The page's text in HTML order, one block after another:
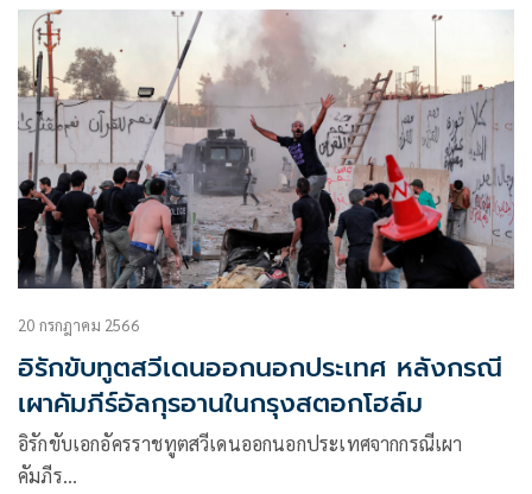
20 กรกฎาคม 2566
อิรักขับทูตสวีเดนออกนอกประเทศ หลังกรณี
เผาคัมภีร์อัลกุรอานในกรุงสตอกโฮล์ม
อิรักขับเอกอัครราชทูตสวีเดนออกนอกประเทศจากกรณีเผา
คัมภีร…